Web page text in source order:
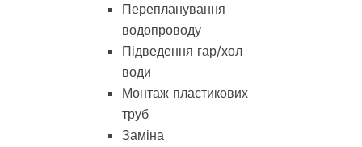
Перепланування
водопроводу
Підведення гар/хол
води
Монтаж пластикових
труб
Заміна